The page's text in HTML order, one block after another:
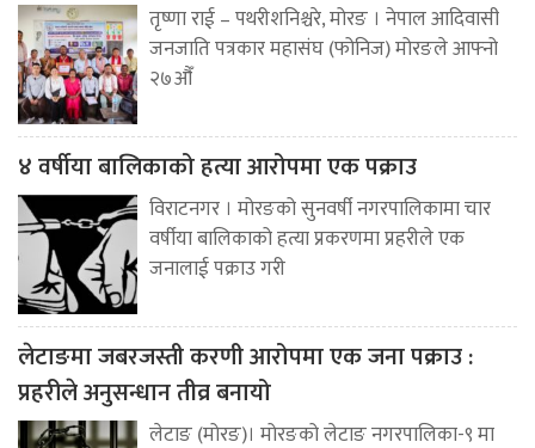
तृष्णा राई – पथरीशनिश्चरे, मोरङ । नेपाल आदिवासी
जनजाति पत्रकार महासंघ (फोनिज) मोरङले आफ्नो
२७औँ
४ वर्षीया बालिकाको हत्या आरोपमा एक पक्राउ
विराटनगर । मोरङको सुनवर्षी नगरपालिकामा चार
वर्षीया बालिकाको हत्या प्रकरणमा प्रहरीले एक
जनालाई पक्राउ गरी
लेटाङमा जबरजस्ती करणी आरोपमा एक जना पक्राउ :
प्रहरीले अनुसन्धान तीव्र बनायो
लेटाङ (मोरङ)। मोरङको लेटाङ नगरपालिका-९ मा